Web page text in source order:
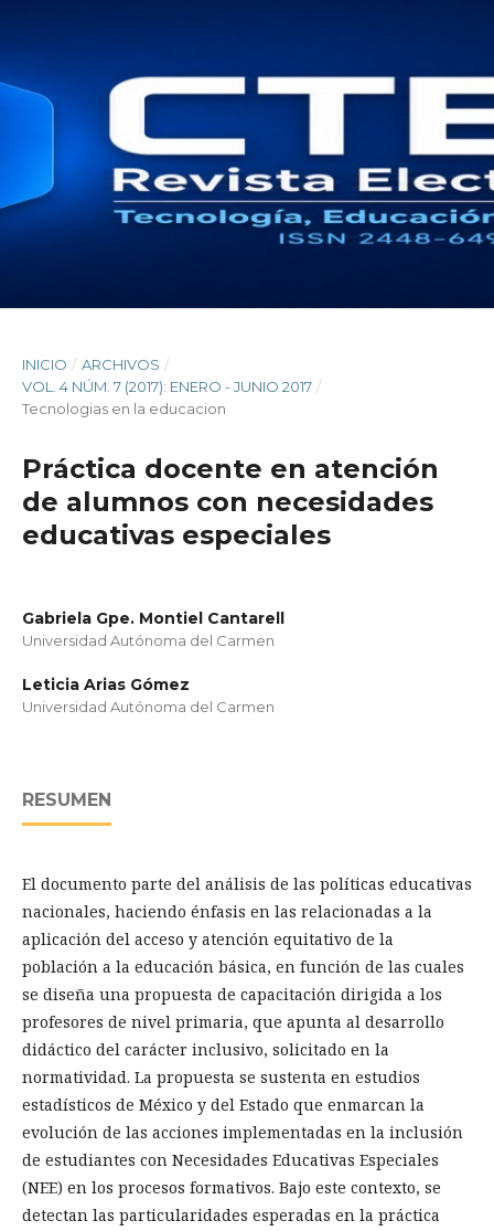
INICIO / ARCHIVOS /
VOL. 4 NÚM. 7 (2017): ENERO - JUNIO 2017 /
Tecnologias en la educacion
Práctica docente en atención
de alumnos con necesidades
educativas especiales
Gabriela Gpe. Montiel Cantarell
Universidad Autónoma del Carmen
Leticia Arias Gómez
Universidad Autónoma del Carmen
RESUMEN
El documento parte del análisis de las políticas educativas
nacionales, haciendo énfasis en las relacionadas a la
aplicación del acceso y atención equitativo de la
población a la educación básica, en función de las cuales
se diseña una propuesta de capacitación dirigida a los
profesores de nivel primaria, que apunta al desarrollo
didáctico del carácter inclusivo, solicitado en la
normatividad. La propuesta se sustenta en estudios
estadísticos de México y del Estado que enmarcan la
evolución de las acciones implementadas en la inclusión
de estudiantes con Necesidades Educativas Especiales
(NEE) en los procesos formativos. Bajo este contexto, se
detectan las particularidades esperadas en la práctica